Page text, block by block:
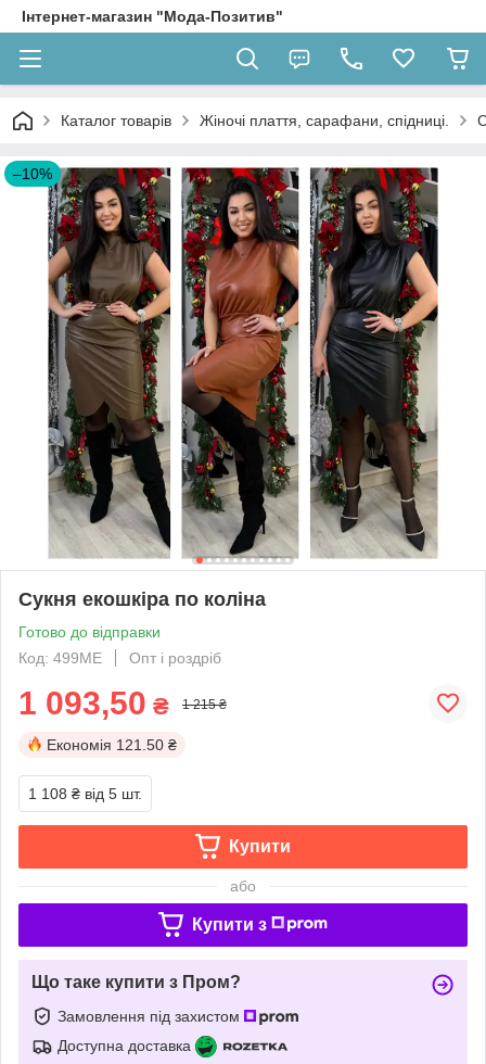
Інтернет-магазин "Мода-Позитив"
Каталог товарів Жіночі плаття, сарафани, спідниці.
–10%
Сукня екошкіра по коліна
Готово до відправки
Код: 499МЕ
Опт і роздріб
1 093,50 ₴ 1 215 ₴
Економія 121.50 ₴
1 108 ₴ від 5 шт.
Купити
або
Купити з
Що таке купити з Пром?
Замовлення під захистом
Доступна доставка